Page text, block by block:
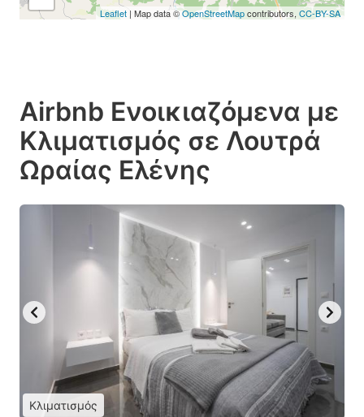
Leaflet | Map data ©OpenStreetMapcontributors, CC-BY-SA
Airbnb Ενοικιαζόμενα με
Κλιματισμός σε Λουτρά
Ωραίας Ελένης
Κλιματισμός